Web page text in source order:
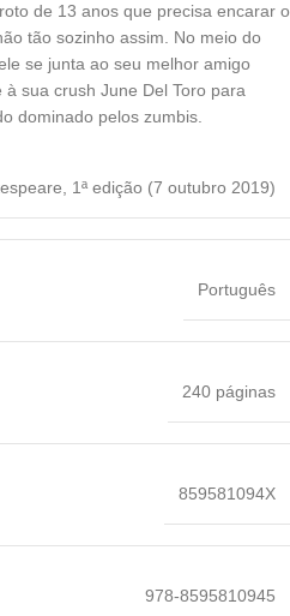
de 13 anos que precisa encarar o
tão sozinho assim. No meio do
se junta ao seu melhor amigo
sua crush June Del Toro para
dominado pelos zumbis.
1ª edição (7 outubro 2019)
Português
240 páginas
859581094X
978-8595810945